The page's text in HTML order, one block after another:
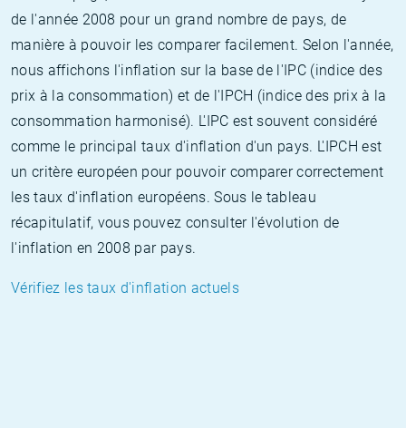
de l'année 2008 pour un grand nombre de pays, de
manière à pouvoir les comparer facilement. Selon l'année,
nous affichons l'inflation sur la base de l'IPC (indice des
prix à la consommation) et de l'IPCH (indice des prix à la
consommation harmonisé). L'IPC est souvent considéré
comme le principal taux d'inflation d'un pays. L'IPCH est
un critère européen pour pouvoir comparer correctement
les taux d'inflation européens. Sous le tableau
récapitulatif, vous pouvez consulter l'évolution de
l'inflation en 2008 par pays.
Vérifiez les taux d'inflation actuels